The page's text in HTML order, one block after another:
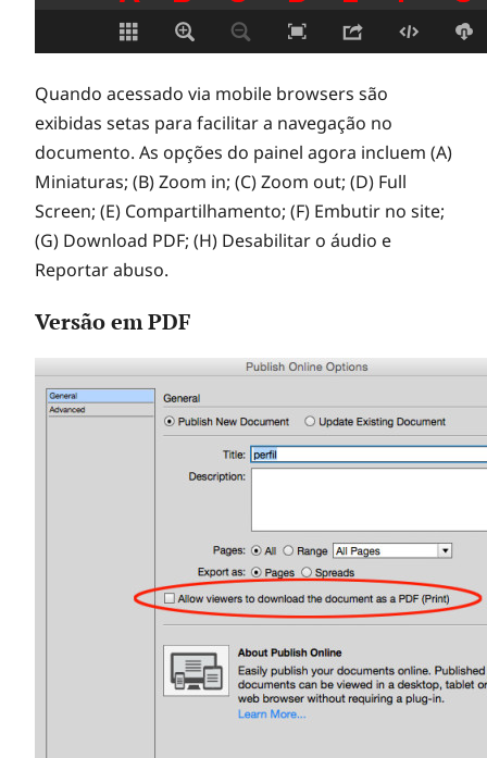
Quando acessado via mobile browsers são
exibidas setas para facilitar a navegação no
documento. As opções do painel agora incluem (A)
Miniaturas; (B) Zoom in; (C) Zoom out; (D) Full
Screen; (E) Compartilhamento; (F) Embutir no site;
(G) Download PDF; (H) Desabilitar o áudio e
Reportar abuso.
Versão em PDF